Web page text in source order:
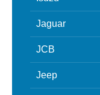
Jaguar
JCB
Jeep